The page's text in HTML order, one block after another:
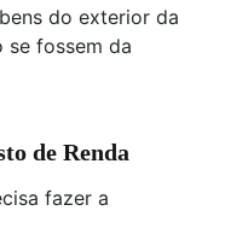
do exterior da
fossem da
de Renda
fazer a